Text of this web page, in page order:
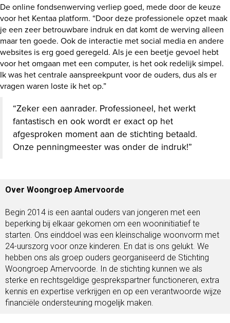
De online fondsenwerving verliep goed, mede door de keuze
voor het Kentaa platform. “Door deze professionele opzet maak
je een zeer betrouwbare indruk en dat komt de werving alleen
maar ten goede. Ook de interactie met social media en andere
websites is erg goed geregeld. Als je een beetje gevoel hebt
voor het omgaan met een computer, is het ook redelijk simpel.
Ik was het centrale aanspreekpunt voor de ouders, dus als er
vragen waren loste ik het op.”
“Zeker een aanrader. Professioneel, het werkt
fantastisch en ook wordt er exact op het
afgesproken moment aan de stichting betaald.
Onze penningmeester was onder de indruk!”
Over Woongroep Amervoorde
Begin 2014 is een aantal ouders van jongeren met een
beperking bij elkaar gekomen om een wooninitiatief te
starten. Ons einddoel was een kleinschalige woonvorm met
24-uurszorg voor onze kinderen. En dat is ons gelukt. We
hebben ons als groep ouders georganiseerd de Stichting
Woongroep Amervoorde. In de stichting kunnen we als
sterke en rechtsgeldige gesprekspartner functioneren, extra
kennis en expertise verkrijgen en op een verantwoorde wijze
financiële ondersteuning mogelijk maken.